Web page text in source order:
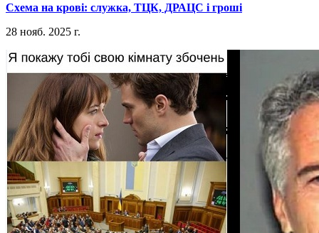
​Схема на крові: служка, ТЦК, ДРАЦС і гроші
28 нояб. 2025 г.